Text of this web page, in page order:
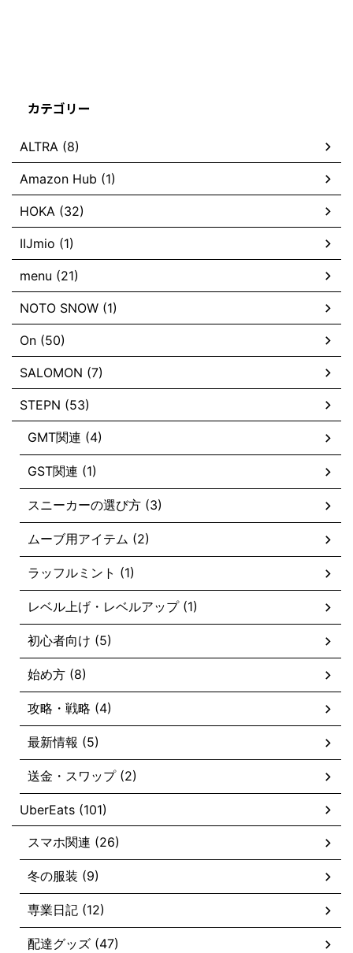
カテゴリー
ALTRA (8)
Amazon Hub (1)
HOKA (32)
IIJmio (1)
menu (21)
NOTO SNOW (1)
On (50)
SALOMON (7)
STEPN (53)
GMT関連 (4)
GST関連 (1)
スニーカーの選び方 (3)
ムーブ用アイテム (2)
ラッフルミント (1)
レベル上げ・レベルアップ (1)
初心者向け (5)
始め方 (8)
攻略・戦略 (4)
最新情報 (5)
送金・スワップ (2)
UberEats (101)
スマホ関連 (26)
冬の服装 (9)
専業日記 (12)
配達グッズ (47)